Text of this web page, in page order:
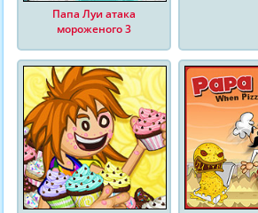
Папа Луи атака
мороженого 3